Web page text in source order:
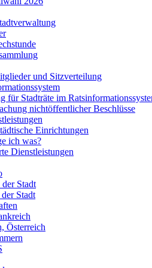
und Sitzverteilung
für Stadträte im
nichtöffentlicher Beschlüsse
Einrichtungen
ich was?
Dienstleistungen
Stadt
Stadt
Österreich